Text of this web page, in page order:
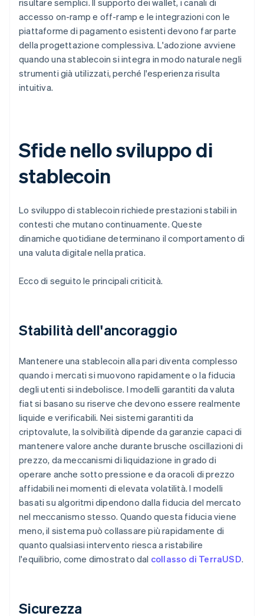
risultare semplici. Il supporto dei wallet, i canali di
accesso on-ramp e off-ramp e le integrazioni con le
piattaforme di pagamento esistenti devono far parte
della progettazione complessiva. L'adozione avviene
quando una stablecoin si integra in modo naturale negli
strumenti già utilizzati, perché l'esperienza risulta
intuitiva.
Sfide nello sviluppo di
stablecoin
Lo sviluppo di stablecoin richiede prestazioni stabili in
contesti che mutano continuamente. Queste
dinamiche quotidiane determinano il comportamento di
una valuta digitale nella pratica.
Ecco di seguito le principali criticità.
Stabilità dell'ancoraggio
Mantenere una stablecoin alla pari diventa complesso
quando i mercati si muovono rapidamente o la fiducia
degli utenti si indebolisce. I modelli garantiti da valuta
fiat si basano su riserve che devono essere realmente
liquide e verificabili. Nei sistemi garantiti da
criptovalute, la solvibilità dipende da garanzie capaci di
mantenere valore anche durante brusche oscillazioni di
prezzo, da meccanismi di liquidazione in grado di
operare anche sotto pressione e da oracoli di prezzo
affidabili nei momenti di elevata volatilità. I modelli
basati su algoritmi dipendono dalla fiducia del mercato
nel meccanismo stesso. Quando questa fiducia viene
meno, il sistema può collassare più rapidamente di
quanto qualsiasi intervento riesca a ristabilire
l'equilibrio, come dimostrato dal collasso di TerraUSD.
Sicurezza